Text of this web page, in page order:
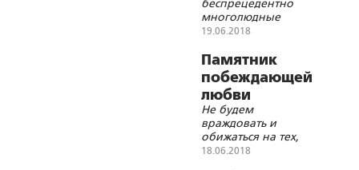
беспрецедентно
многолюдные
публичные слушания
памятника Царской
Семье;
окончательное
решение предстоит
принять Кировской
городской Думе
19.06.2018
Памятник
побеждающей
любви
Не будем
враждовать и
обижаться на тех,
кто выступает
18.06.2018